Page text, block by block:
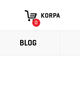
KORPA
0
BLOG